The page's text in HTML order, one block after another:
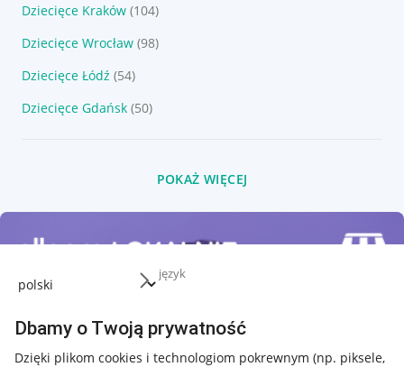
język
Dbamy o Twoją prywatność
Dzięki plikom cookies i technologiom pokrewnym (np. piksele,
Dziecięce Kraków (104)
Dziecięce Wrocław (98)
Dziecięce Łódź (54)
Dziecięce Gdańsk (50)
POKAŻ WIĘCEJ